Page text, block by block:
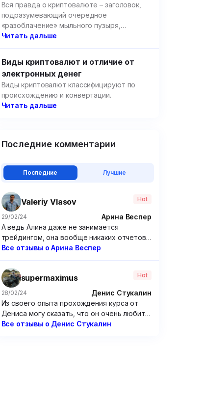
Вся правда о криптовалюте – заголовок,
подразумевающий очередное
«разоблачение» мыльного пузыря,
созданного цифровыми валютами, но речь
Читать дальше
Виды криптовалют и отличие от
электронных денег
Виды криптовалют классифицируют по
происхождению и конвертации.
Читать дальше
Последние комментарии
Последние Лучшие
Valeriy Vlasov Hot
29/02/24
Арина Веспер
А ведь Алина даже не занимается
трейдингом, она вообще никаких отчетов
по своим сделкам не дает. Походу решила
учениках, которые покупают ее курсы.
Крайне посредственные курсы, если
честно. Я брал у нее программу по
опционам – бесполезнейшая вещь, только
зря потраченные время и 15 000 рублей.
Все отзывы о Арина Веспер
supermaximus Hot
28/02/24
Денис Стукалин
Из своего опыта прохождения курса от
Дениса могу сказать, что он очень любит
разбирать сложные графики. Но от этого
Все отзывы о Денис Стукалин